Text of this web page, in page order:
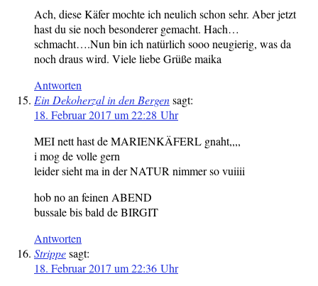
Ach, diese Käfer mochte ich neulich schon sehr. Aber jetzt
hast du sie noch besonderer gemacht. Hach…
schmacht….Nun bin ich natürlich sooo neugierig, was da
noch draus wird. Viele liebe Grüße maika
Antworten
Ein Dekoherzal in den Bergensagt:
18. Februar 2017 um 22:28 Uhr
MEI nett hast de MARIENKÄFERL gnaht,,,,
i mog de volle gern
leider sieht ma in der NATUR nimmer so vuiiii
hob no an feinen ABEND
bussale bis bald de BIRGIT
Antworten
Strippesagt:
18. Februar 2017 um 22:36 Uhr